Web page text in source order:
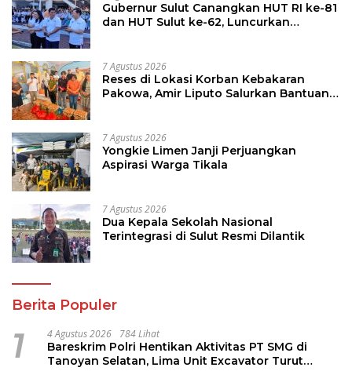
Gubernur Sulut Canangkan HUT RI ke-81
dan HUT Sulut ke-62, Luncurkan
7 Agustus 2026
Reses di Lokasi Korban Kebakaran
Pakowa, Amir Liputo Salurkan Bantuan
7 Agustus 2026
Yongkie Limen Janji Perjuangkan
Aspirasi Warga Tikala
7 Agustus 2026
Dua Kepala Sekolah Nasional
Terintegrasi di Sulut Resmi Dilantik
Berita Populer
1 4 Agustus 2026 784 Lihat
Bareskrim Polri Hentikan Aktivitas PT SMG di
Tanoyan Selatan, Lima Unit Excavator Turut